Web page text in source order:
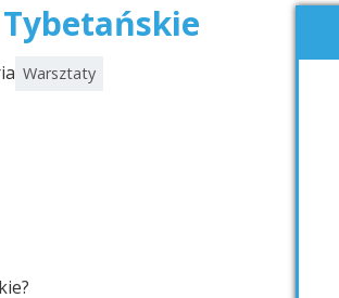
Warsztaty